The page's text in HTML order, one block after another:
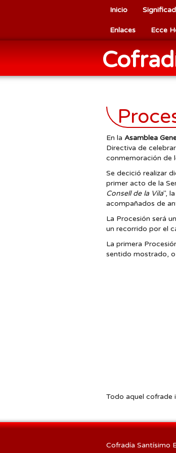
Inicio
Enlaces Ecce
En la Asamblea
Directiva de
conmemoración de
Se decició realizar
primer acto de la
Consell de la Vila",
acompañados de
La Procesión será
un recorrido por el
La primera
sentido mostrado,
Todo aquel cofrade
Cofradía Santísimo